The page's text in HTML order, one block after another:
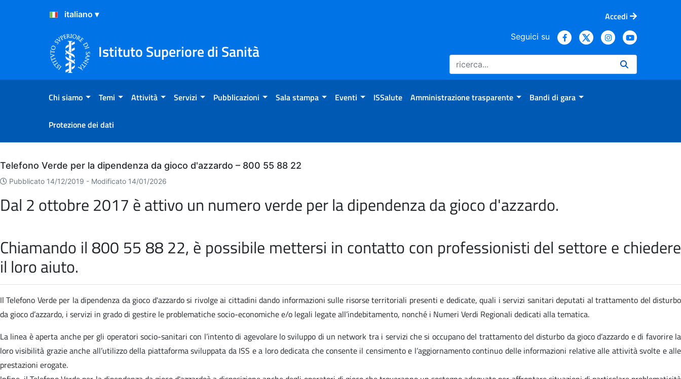
Salta al Contenuto
Salta al Footer
Accedi
Istituto Superiore di Sanità
Seguici su
Chi siamo Temi Attività Servizi Pubblicazioni Sala stampa Eventi ISSalute Amministrazione trasparente Bandi di gara
Protezione dei dati
Archivio
Telefono Verde per la dipendenza da gioco d'azzardo – 800 55 88 22
Pubblicato 14/12/2019 - Modificato 14/01/2026
Dal 2 ottobre 2017 è attivo un numero verde per la dipendenza da gioco d'azzardo.
Chiamando il 800 55 88 22, è possibile mettersi in contatto con professionisti del settore e chiedere
il loro aiuto.
Il Telefono Verde per la dipendenza da gioco d'azzardo si rivolge ai cittadini dando informazioni sulle risorse territoriali presenti e dedicate, quali i servizi sanitari deputati al trattamento del disturbo
da gioco d’azzardo, i servizi in grado di gestire le problematiche socio-economiche e/o legali legate all’indebitamento, nonché i Numeri Verdi Regionali dedicati alla tematica.
La linea è aperta anche per gli operatori socio-sanitari con l’intento di agevolare lo sviluppo di un network tra i servizi che si occupano del trattamento del disturbo da gioco d’azzardo e di favorire la
loro visibilità grazie anche all’utilizzo della piattaforma sviluppata da ISS e a loro dedicata che consente il censimento e l’aggiornamento continuo delle informazioni relative alle attività svolte e alle
prestazioni erogate.